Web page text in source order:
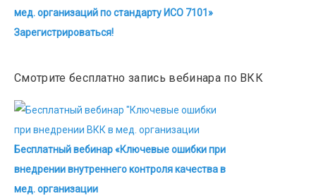
мед. организаций по стандарту ИСО 7101»
Зарегистрироваться!
Смотрите бесплатно запись вебинара по ВКК
Бесплатный вебинар «Ключевые ошибки при
внедрении внутреннего контроля качества в
мед. организации